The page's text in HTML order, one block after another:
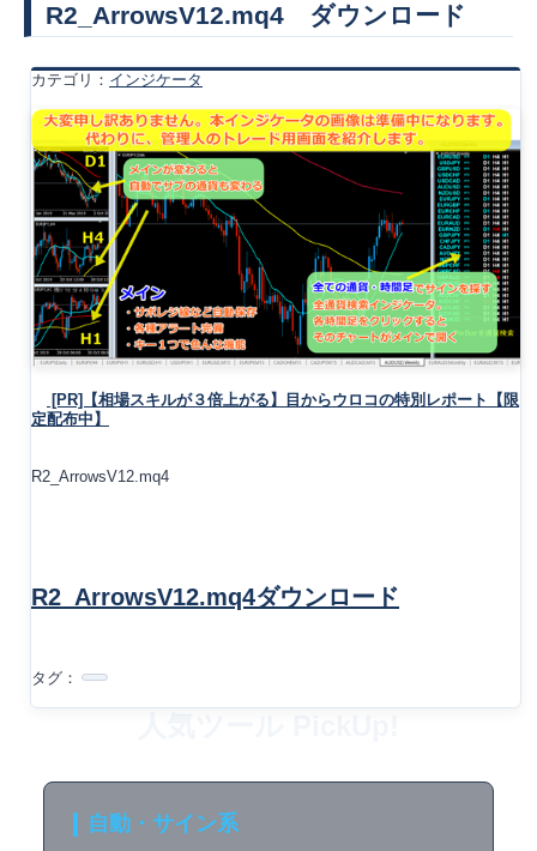
R2_ArrowsV12.mq4 ダウンロード
カテゴリ： インジケータ
[PR]【相場スキルが３倍上がる】目からウロコの特別レポート【限
定配布中】
R2_ArrowsV12.mq4
R2_ArrowsV12.mq4ダウンロード
タグ：
自動・サイン系